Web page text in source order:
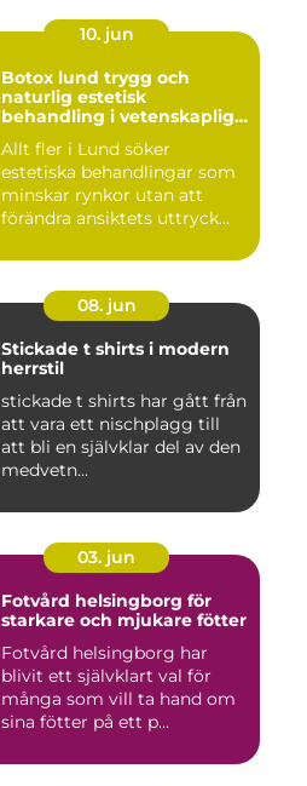
10. jun
Botox lund trygg och
naturlig estetisk
behandling i vetenskaplig
Allt fler i Lund söker
estetiska behandlingar som
minskar rynkor utan att
förändra ansiktets uttryck...
08. jun
Stickade t shirts i modern
herrstil
stickade t shirts har gått från
att vara ett nischplagg till
att bli en självklar del av den
medvetn...
03. jun
Fotvård helsingborg för
starkare och mjukare fötter
Fotvård helsingborg har
blivit ett självklart val för
många som vill ta hand om
sina fötter på ett p...